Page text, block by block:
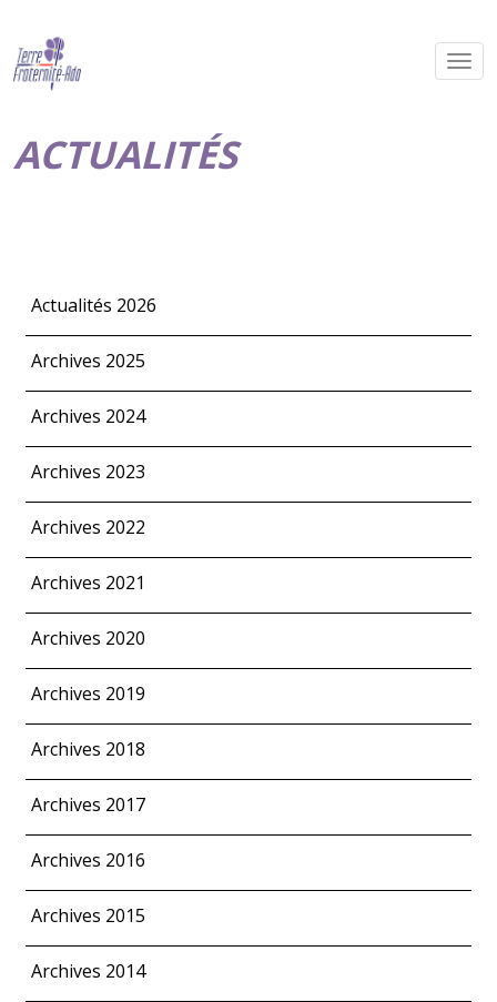
ACTUALITÉS
Actualités 2026
Archives 2025
Archives 2024
Archives 2023
Archives 2022
Archives 2021
Archives 2020
Archives 2019
Archives 2018
Archives 2017
Archives 2016
Archives 2015
Archives 2014